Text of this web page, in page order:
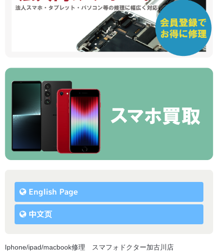
English Page
中文页
Iphone/ipad/macbook修理 スマフォドクター加古川店